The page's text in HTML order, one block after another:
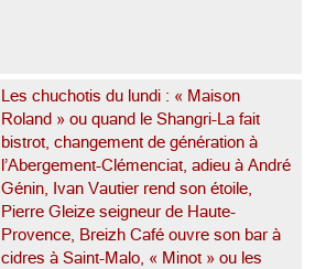
Les chuchotis du lundi : « Maison
Roland » ou quand le Shangri-La fait
bistrot, changement de génération à
l’Abergement-Clémenciat, adieu à André
Génin, Ivan Vautier rend son étoile,
Pierre Gleize seigneur de Haute-
Provence, Breizh Café ouvre son bar à
cidres à Saint-Malo, « Minot » ou les